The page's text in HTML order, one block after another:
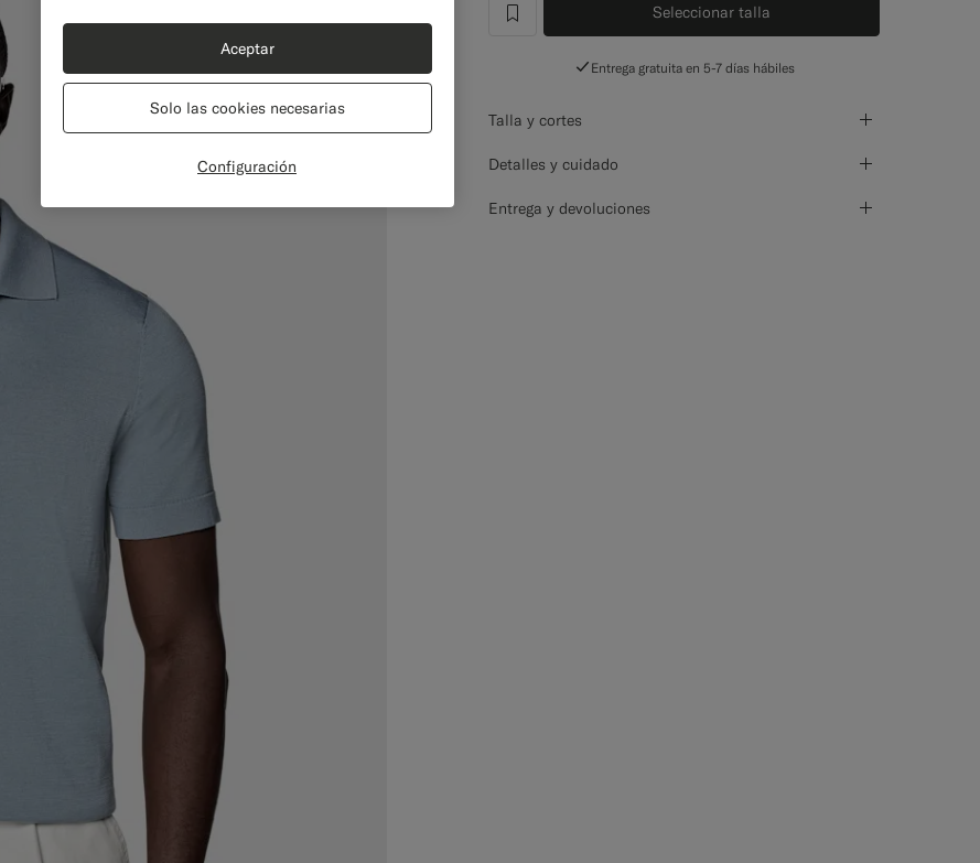
label.header.wishlist
Seleccionar talla
Entrega gratuita en 5-7 días hábiles
Talla y cortes
Detalles y cuidado
Entrega y devoluciones
Configuración
Solo las cookies necesarias
Aceptar